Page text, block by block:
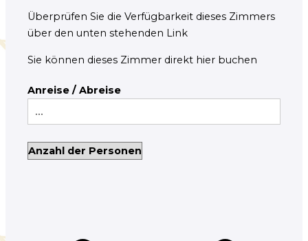
Überprüfen Sie die Verfügbarkeit dieses Zimmers
über den unten stehenden Link
Sie können dieses Zimmer direkt hier buchen
Anreise / Abreise